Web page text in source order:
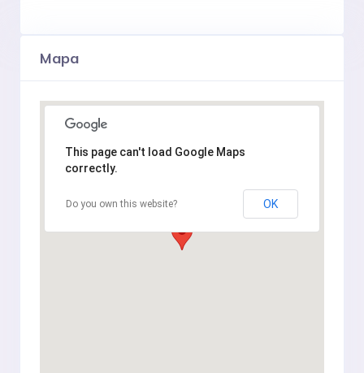
Mapa
This page can't load Google Maps
correctly.
Do you own this website? OK